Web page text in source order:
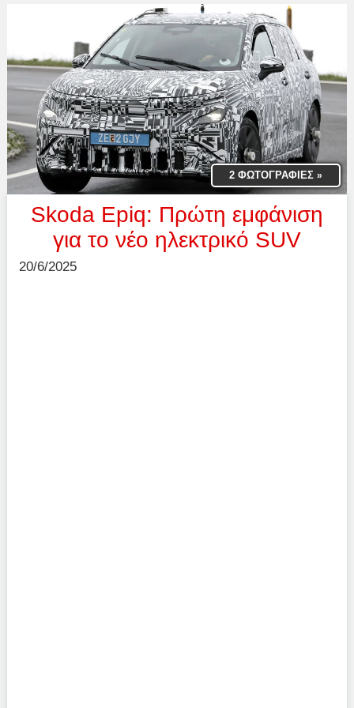
2 ΦΩΤΟΓΡΑΦΙΕΣ »
Skoda Epiq: Πρώτη εμφάνιση
για το νέο ηλεκτρικό SUV
20/6/2025